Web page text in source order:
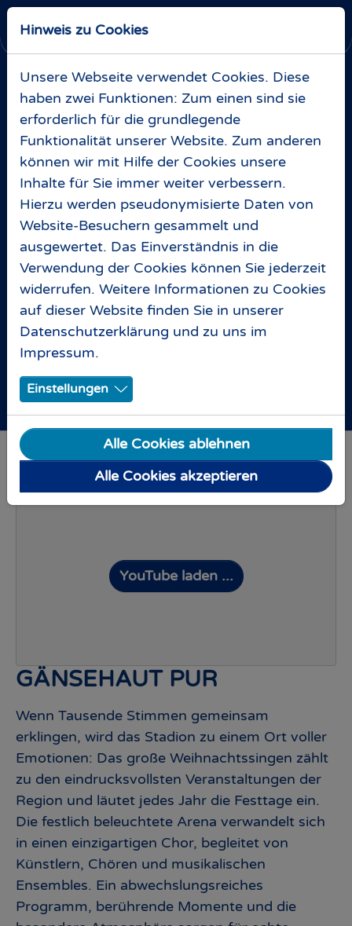
Skip to main navigation
Zum Hauptinhalt springen
Skip to page footer
BEIM GROSSEN
WEIHNACHTSSINGEN IN
JENA TAUSENDE STIMMEN
GEMEINSAM ERLEBEN
YouTube laden ...
GÄNSEHAUT PUR
Wenn Tausende Stimmen gemeinsam
erklingen, wird das Stadion zu einem Ort voller
Emotionen: Das große Weihnachtssingen zählt
zu den eindrucksvollsten Veranstaltungen der
Region und läutet jedes Jahr die Festtage ein.
Die festlich beleuchtete Arena verwandelt sich
in einen einzigartigen Chor, begleitet von
Künstlern, Chören und musikalischen
Ensembles. Ein abwechslungsreiches
Programm, berührende Momente und die
Hinweis zu Cookies
Unsere Webseite verwendet Cookies. Diese
haben zwei Funktionen: Zum einen sind sie
erforderlich für die grundlegende
Funktionalität unserer Website. Zum anderen
können wir mit Hilfe der Cookies unsere
Inhalte für Sie immer weiter verbessern.
Hierzu werden pseudonymisierte Daten von
Website-Besuchern gesammelt und
ausgewertet. Das Einverständnis in die
Verwendung der Cookies können Sie jederzeit
widerrufen. Weitere Informationen zu Cookies
auf dieser Website finden Sie in unserer
Datenschutzerklärung und zu uns im
Impressum.
Einstellungen
Alle Cookies ablehnen
Alle Cookies akzeptieren